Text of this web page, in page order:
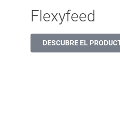
Flexyfeed
DESCUBRE EL